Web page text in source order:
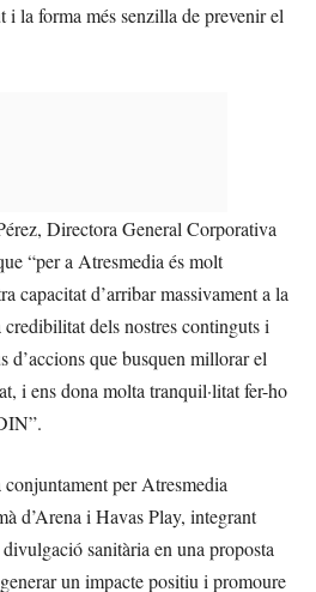
i la forma més senzilla de prevenir el
Directora General Corporativa
“per a Atresmedia és molt
capacitat d’arribar massivament a la
dels nostres continguts i
d’accions que busquen millorar el
i ens dona molta tranquil·litat fer-ho
conjuntament per Atresmedia
d’Arena i Havas Play, integrant
sanitària en una proposta
un impacte positiu i promoure